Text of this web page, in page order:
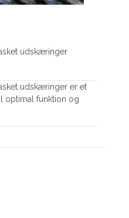
udskæringer
udskæringer er et
optimal funktion og